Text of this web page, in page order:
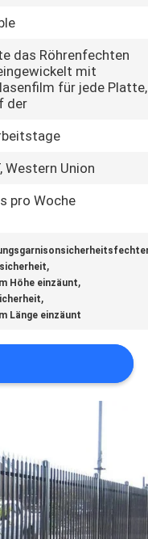
das Röhrenfechten
mit
für jede Platte,
der
Western Union
pro Woche
,
Höhe einzäunt,
,
Länge einzäunt